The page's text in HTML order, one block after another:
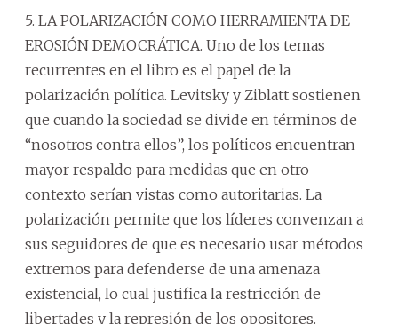
5. LA POLARIZACIÓN COMO HERRAMIENTA DE
EROSIÓN DEMOCRÁTICA. Uno de los temas
recurrentes en el libro es el papel de la
polarización política. Levitsky y Ziblatt sostienen
que cuando la sociedad se divide en términos de
“nosotros contra ellos”, los políticos encuentran
mayor respaldo para medidas que en otro
contexto serían vistas como autoritarias. La
polarización permite que los líderes convenzan a
sus seguidores de que es necesario usar métodos
extremos para defenderse de una amenaza
existencial, lo cual justifica la restricción de
libertades y la represión de los opositores.